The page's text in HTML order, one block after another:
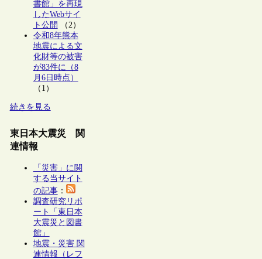
書館」を再現
したWebサイ
ト公開
（2）
令和8年熊本
地震による文
化財等の被害
が83件に（8
月6日時点）
（1）
続きを見る
東日本大震災 関
連情報
「災害」に関
する当サイト
の記事：
調査研究リポ
ート「東日本
大震災と図書
館」
地震・災害 関
連情報（レフ